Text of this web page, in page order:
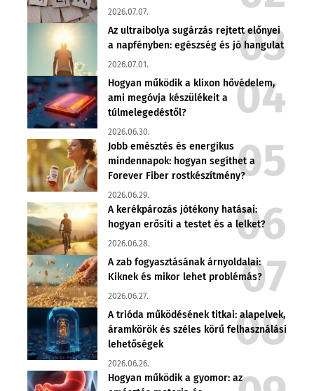
2026.07.07.
Az ultraibolya sugárzás rejtett előnyei
a napfényben: egészség és jó hangulat
2026.07.01.
Hogyan működik a klixon hővédelem,
ami megóvja készülékeit a
túlmelegedéstől?
2026.06.30.
Jobb emésztés és energikus
mindennapok: hogyan segíthet a
Forever Fiber rostkészítmény?
2026.06.29.
A kerékpározás jótékony hatásai:
hogyan erősíti a testet és a lelket?
2026.06.28.
A zab fogyasztásának árnyoldalai:
Kiknek és mikor lehet problémás?
2026.06.27.
A trióda működésének titkai: alapelvek,
áramkörök és széles körű felhasználási
lehetőségek
2026.06.26.
Hogyan működik a gyomor: az